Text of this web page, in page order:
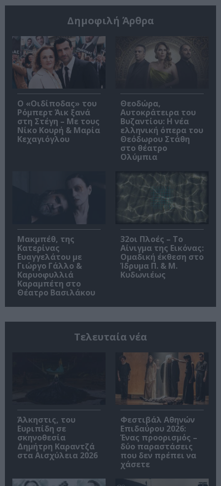
Δημοφιλή Άρθρα
O «Οιδίποδας» του
Ρόμπερτ Άικ ξανά
στη Στέγη – Με τους
Νίκο Κουρή & Μαρία
Κεχαγιόγλου
Θεοδώρα,
Αυτοκράτειρα του
Βυζαντίου: Η νέα
ελληνική όπερα του
Θεόδωρου Στάθη
στο θέατρο
Ολύμπια
Μακμπέθ, της
Κατερίνας
Ευαγγελάτου με
Γιώργο Γάλλο &
Καρυοφυλλιά
Καραμπέτη στο
Θέατρο Βασιλάκου
32οι Πλοές – Το
Αίνιγμα της Εικόνας:
Ομαδική έκθεση στο
Ίδρυμα Π. & Μ.
Κυδωνιέως
Τελευταία νέα
Άλκηστις, του
Ευριπίδη σε
σκηνοθεσία
Δημήτρη Καραντζά
στα Αισχύλεια 2026
Φεστιβάλ Αθηνών
Επιδαύρου 2026:
Ένας προορισμός –
δύο παραστάσεις
που δεν πρέπει να
χάσετε